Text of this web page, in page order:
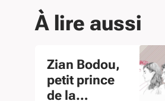
À lire aussi
Zian Bodou,
petit prince
de la